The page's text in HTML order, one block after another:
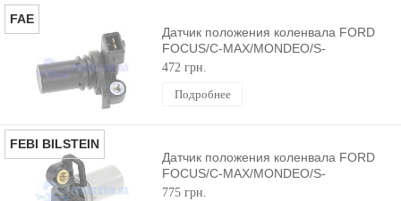
FAE
Датчик положения коленвала FORD
FOCUS/C-MAX/MONDEO/S-
MAX/GALAXY/CONNECT 2003-2015
472 грн.
Подробнее
FEBI BILSTEIN
Датчик положения коленвала FORD
FOCUS/C-MAX/MONDEO/S-
MAX/GALAXY/CONNECT 2003-2015
775 грн.